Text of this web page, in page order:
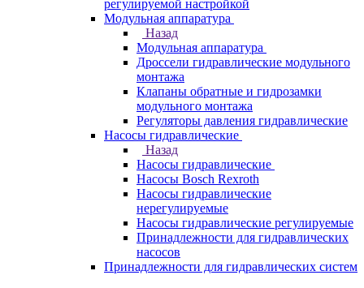
регулируемой настройкой
Модульная аппаратура
Назад
Модульная аппаратура
Дроссели гидравлические модульного
монтажа
Клапаны обратные и гидрозамки
модульного монтажа
Регуляторы давления гидравлические
Насосы гидравлические
Назад
Насосы гидравлические
Насосы Bosch Rexroth
Насосы гидравлические
нерегулируемые
Насосы гидравлические регулируемые
Принадлежности для гидравлических
насосов
Принадлежности для гидравлических систем